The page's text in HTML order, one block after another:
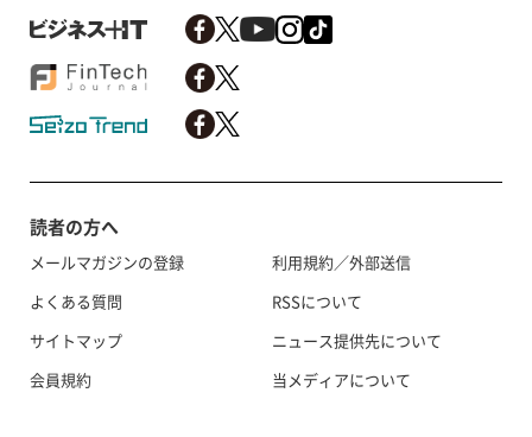
読者の方へ
メールマガジンの登録
よくある質問
サイトマップ
会員規約
利用規約／外部送信
RSSについて
ニュース提供先について
当メディアについて